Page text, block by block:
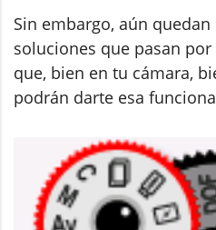
Sin embargo, aún
soluciones que pasan
que, bien en tu cámara,
podrán darte esa